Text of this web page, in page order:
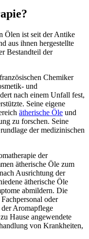
Ölen ist seit der Antike
aus ihnen hergestellte
Bestandteil der
Chemiker
und
nach einem Unfall fest,
Seine eigene
ätherische Öle und
zu forschen. Seine
der medizinischen
der
ätherische Öle zum
Ausrichtung der
ätherische Öle
abmildern. Die
oder
Aromapflege
Hause angewendete
von Krankheiten,